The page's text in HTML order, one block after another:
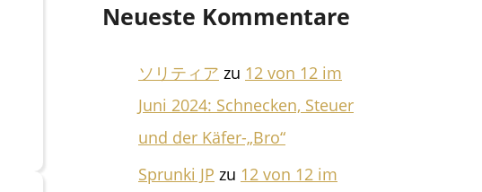
Neueste Kommentare
ソリティア zu 12 von 12 im
Juni 2024: Schnecken, Steuer
und der Käfer-„Bro“
Sprunki JP zu 12 von 12 im